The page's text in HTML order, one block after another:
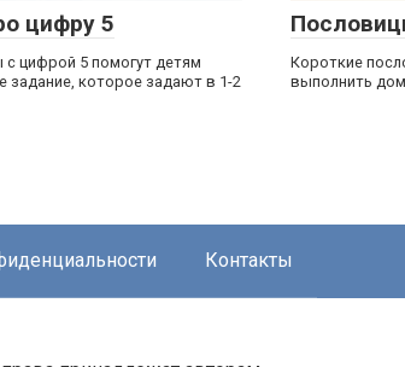
цифру 5
цифрой 5 помогут детям
которое задают в 1-2
Короткие
выполнить
Контакты